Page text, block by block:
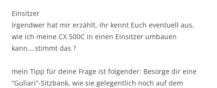
Einsitzer
Irgendwer hat mir erzählt, ihr kennt Euch eventuell aus,
wie ich meine CX 500C in einen Einsitzer umbauen
kann….stimmt das ?
mein Tipp für deine Frage ist folgender: Besorge dir eine
“Guliari”-Sitzbank, wie sie gelegentlich noch auf dem